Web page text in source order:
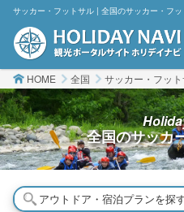
HOME 全国 サッカー・フッ
全国のサッカ
アウトドア・宿泊プランを探